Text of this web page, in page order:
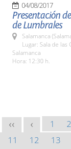
04/08/2017
Presentación
de Lumbrales
Salamanca
Lugar: Sala de
Salamanca
Hora: 12:30 h.
<< < 1 2
11
12 13